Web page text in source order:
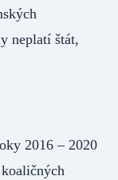
neplatí štát,
2016 – 2020